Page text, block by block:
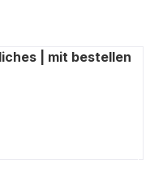
| mit bestellen